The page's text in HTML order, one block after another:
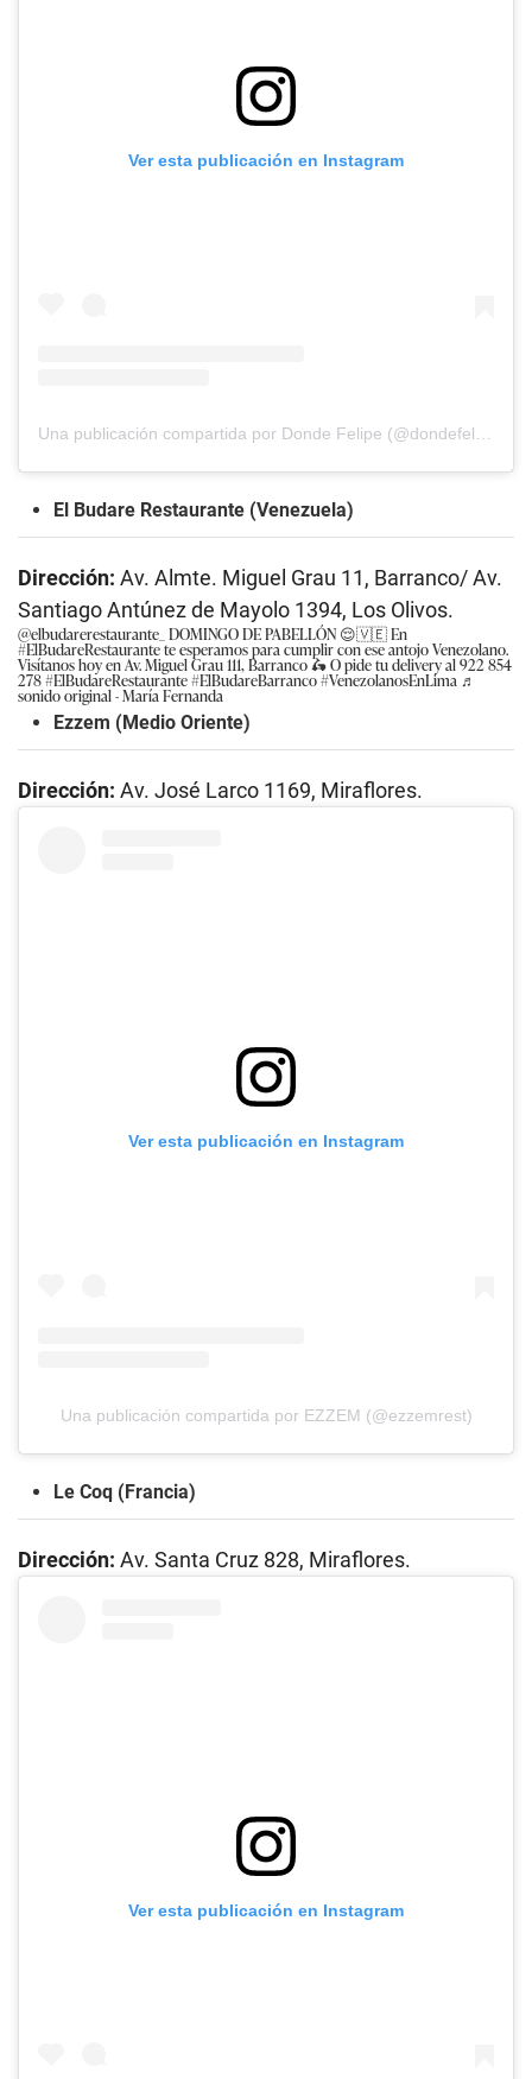
Ver esta publicación en Instagram
Una publicación compartida por Donde Felipe (@dondefelipe)
El Budare Restaurante (Venezuela)
Dirección: Av. Almte. Miguel Grau 11, Barranco/ Av.
Santiago Antúnez de Mayolo 1394, Los Olivos.
@elbudarerestaurante_ DOMINGO DE PABELLÓN 😌🇻🇪 En
#ElBudareRestaurantete esperamos para cumplir con ese antojo Venezolano.
Visítanos hoy en Av. Miguel Grau 111, Barranco 🛵 O pide tu delivery al 922 854
278#ElBudareRestaurante#ElBudareBarranco#VenezolanosEnLima ♬
sonido original - María Fernanda
Ezzem (Medio Oriente)
Dirección: Av. José Larco 1169, Miraflores.
Ver esta publicación en Instagram
Una publicación compartida por EZZEM (@ezzemrest)
Le Coq (Francia)
Dirección: Av. Santa Cruz 828, Miraflores.
Ver esta publicación en Instagram